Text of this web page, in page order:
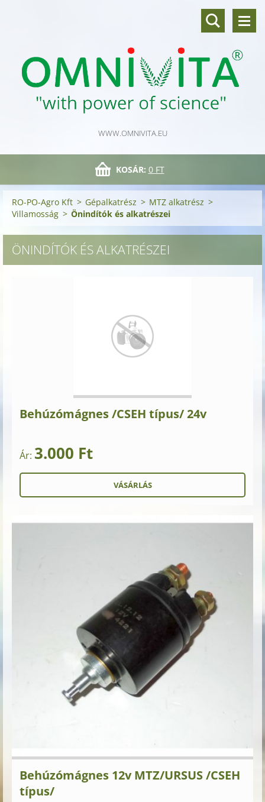
WWW.OMNIVITA.EU
KOSÁR: 0 FT
RO-PO-Agro Kft > Gépalkatrész > MTZ alkatrész >
Villamosság > Önindítók és alkatrészei
ÖNINDÍTÓK ÉS ALKATRÉSZEI
Behúzómágnes /CSEH típus/ 24v
Ár: 3.000 Ft
Behúzómágnes 12v MTZ/URSUS /CSEH
típus/